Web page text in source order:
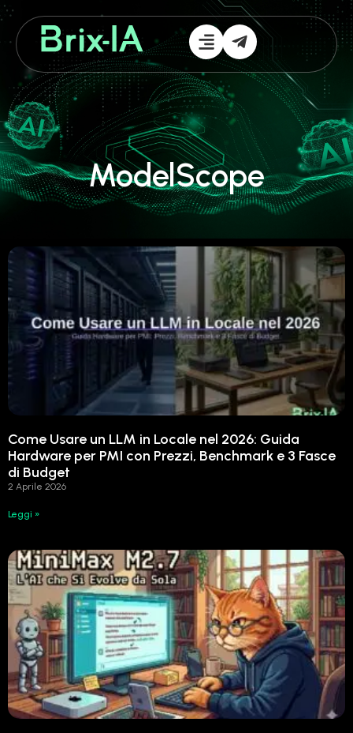
ModelScope
Come Usare un LLM in Locale nel 2026: Guida
Hardware per PMI con Prezzi, Benchmark e 3 Fasce
di Budget
2 Aprile 2026
Leggi »